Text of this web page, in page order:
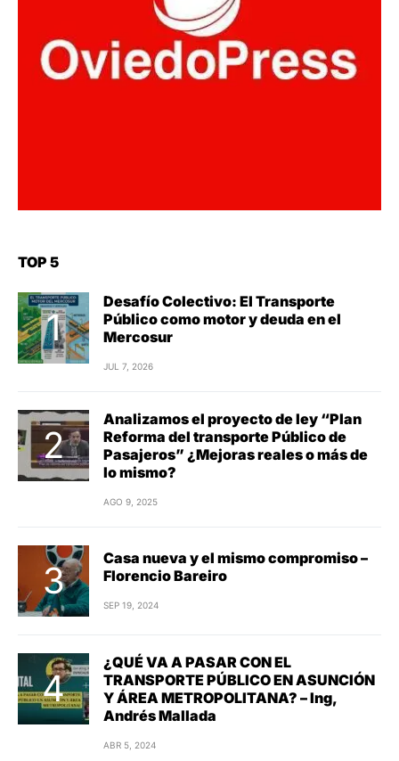
TOP 5
Desafío Colectivo: El Transporte
Público como motor y deuda en el
Mercosur
JUL 7, 2026
Analizamos el proyecto de ley “Plan
Reforma del transporte Público de
Pasajeros” ¿Mejoras reales o más de
lo mismo?
AGO 9, 2025
Casa nueva y el mismo compromiso –
Florencio Bareiro
SEP 19, 2024
¿QUÉ VA A PASAR CON EL
TRANSPORTE PÚBLICO EN ASUNCIÓN
Y ÁREA METROPOLITANA? – Ing,
Andrés Mallada
ABR 5, 2024